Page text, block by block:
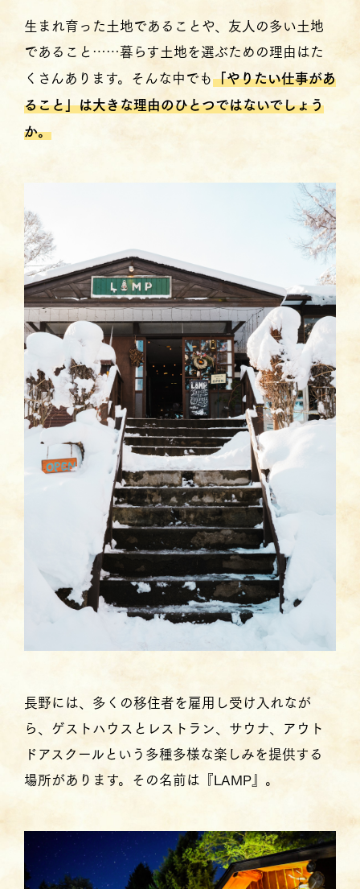
生まれ育った土地であることや、友人の多い土地
であること……暮らす土地を選ぶための理由はた
くさんあります。そんな中でも「やりたい仕事があ
ること」は大きな理由のひとつではないでしょう
か。
長野には、多くの移住者を雇用し受け入れなが
ら、ゲストハウスとレストラン、サウナ、アウト
ドアスクールという多種多様な楽しみを提供する
場所があります。その名前は『LAMP』。